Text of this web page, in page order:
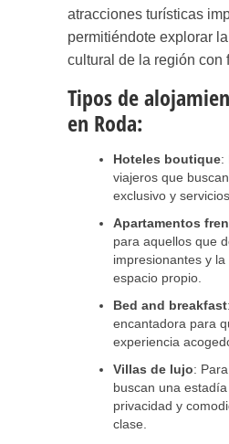
atracciones turísticas
permitiéndote explorar
cultural de la región con
Tipos de
en Roda:
Hoteles boutique:
viajeros que
exclusivo y
Apartamentos
para aquellos que
impresionantes y
espacio propio.
Bed and breakfast
encantadora para
experiencia
Villas de lujo:
buscan una
privacidad y
clase.